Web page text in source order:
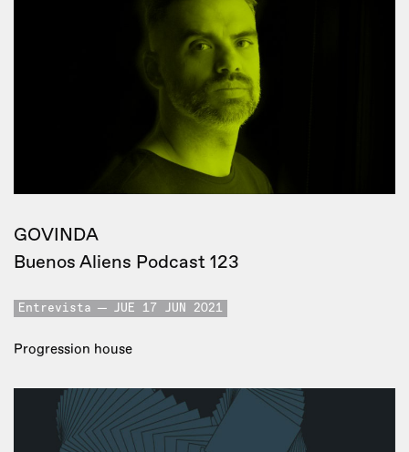
GOVINDA
Buenos Aliens Podcast 123
Entrevista JUE 17 JUN 2021
Progression house